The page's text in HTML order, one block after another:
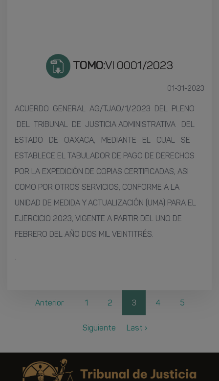
TOMO:VI 0001/2023
01-31-2023
ACUERDO GENERAL AG/TJAO/1/2023 DEL PLENO
DEL TRIBUNAL DE JUSTICIA ADMINISTRATIVA DEL
ESTADO DE OAXACA, MEDIANTE EL CUAL SE
ESTABLECE EL TABULADOR DE PAGO DE DERECHOS
POR LA EXPEDICIÓN DE COPIAS CERTIFICADAS, ASI
COMO POR OTROS SERVICIOS, CONFORME A LA
UNIDAD DE MEDIDA Y ACTUALIZACIÓN (UMA) PARA EL
EJERCICIO 2023, VIGENTE A PARTIR DEL UNO DE
FEBRERO DEL AÑO DOS MIL VEINTITRÉS.
.
Anterior 1 2 3 4 5
Siguiente Last ›